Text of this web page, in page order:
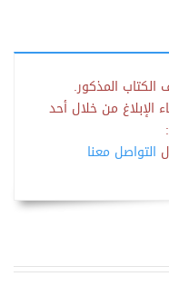
الكتاب المذكور.
الإبلاغ من خلال أحد
التواصل معنا